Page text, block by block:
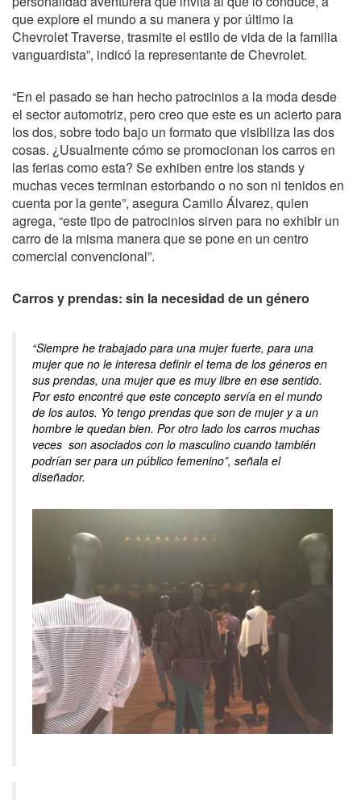
que explore el mundo a su manera y por último la
Chevrolet Traverse, trasmite el estilo de vida de la familia
vanguardista”, indicó la representante de Chevrolet.
“En el pasado se han hecho patrocinios a la moda desde
el sector automotriz, pero creo que este es un acierto para
los dos, sobre todo bajo un formato que visibiliza las dos
cosas. ¿Usualmente cómo se promocionan los carros en
las ferias como esta? Se exhiben entre los stands y
muchas veces terminan estorbando o no son ni tenidos en
cuenta por la gente”, asegura Camilo Álvarez, quien
agrega, “este tipo de patrocinios sirven para no exhibir un
carro de la misma manera que se pone en un centro
comercial convencional”.
Carros y prendas: sin la necesidad de un género
“Siempre he trabajado para una mujer fuerte, para una
mujer que no le interesa definir el tema de los géneros en
sus prendas, una mujer que es muy libre en ese sentido.
Por esto encontré que este concepto servía en el mundo
de los autos. Yo tengo prendas que son de mujer y a un
hombre le quedan bien. Por otro lado los carros muchas
veces son asociados con lo masculino cuando también
podrían ser para un público femenino”, señala el
diseñador.